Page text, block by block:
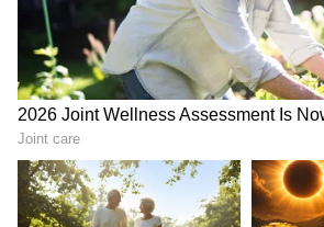
Image Credit :Chatgpt
ಫ್ರಿಡ್ಜ್‌ನಲ್ಲಿ ಟಿಶ್ಯೂ ಪೇಪರ್ ಇರಿಸುವ
ಫ್ರಿಡ್ಜ್‌ನಲ್ಲಿ ಟಿಶ್ಯೂ ಪೇಪರ್ ಇಡಲು
ವಿಧಾನವಿದೆ. ಅದನ್ನು ಈ ಕೆಳಗಿನ